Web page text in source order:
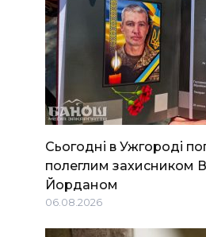
Сьогодні в Ужгороді
полеглим захисником
Йорданом
06.08.2026